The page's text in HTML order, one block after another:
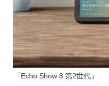
「Echo Show 8 第2世代」